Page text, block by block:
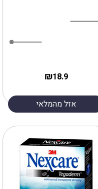
18.9
₪
אזל מהמלאי